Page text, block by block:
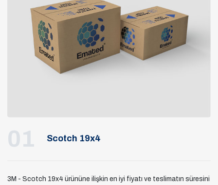
01 Scotch 19x4
3M - Scotch 19x4 ürününe ilişkin en iyi fiyatı ve teslimatın süresini